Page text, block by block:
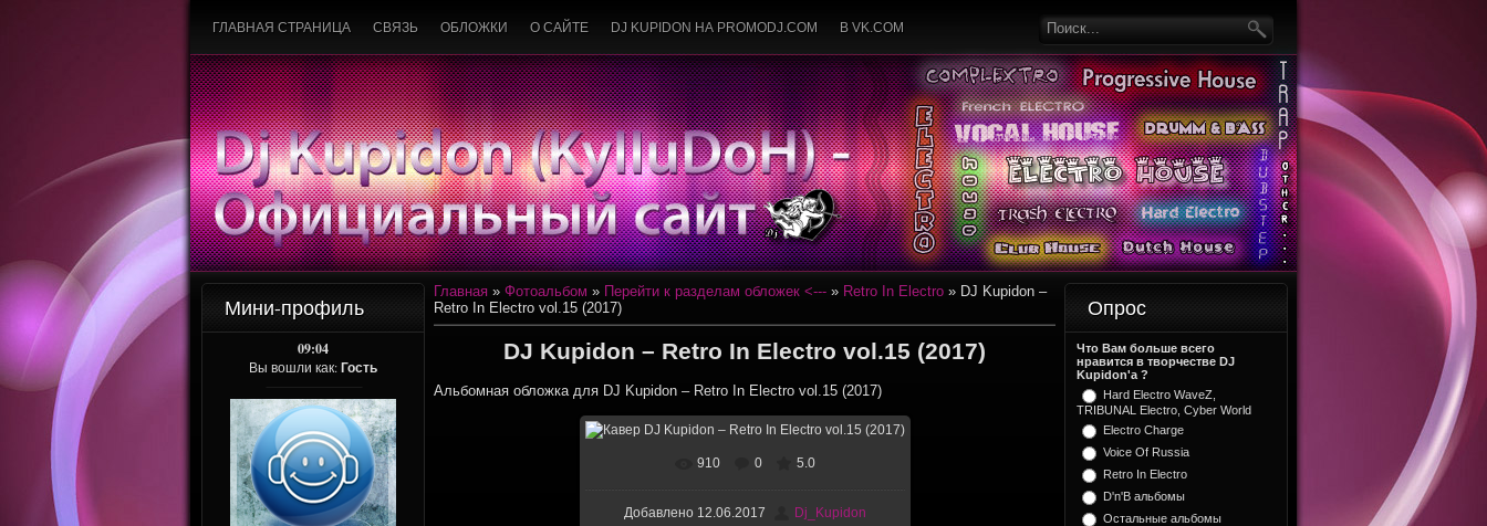
ГЛАВНАЯ СТРАНИЦА СВЯЗЬ ОБЛОЖКИ О САЙТЕ DJ KUPIDON НА PROMODJ.COM В VK.COM
Мини-профиль
09:04
Вы вошли как:Гость
Главная » Фотоальбом » Перейти к разделам обложек <--- » Retro In Electro » DJ Kupidon –
Retro In Electro vol.15 (2017)
DJ Kupidon – Retro In Electro vol.15 (2017)
Альбомная обложка для DJ Kupidon – Retro In Electro vol.15 (2017)
В реальном размере 1000x1000
910 0 5.0
Добавлено 12.06.2017 Dj_Kupidon
Опрос
Что Вам больше всего
нравится в творчестве DJ
Kupidon'a ?
Hard Electro WaveZ,
TRIBUNAL Electro, Cyber World
Electro Charge
Voice Of Russia
Retro In Electro
D'n'B альбомы
Остальные альбомы